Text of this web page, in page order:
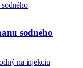
sodného